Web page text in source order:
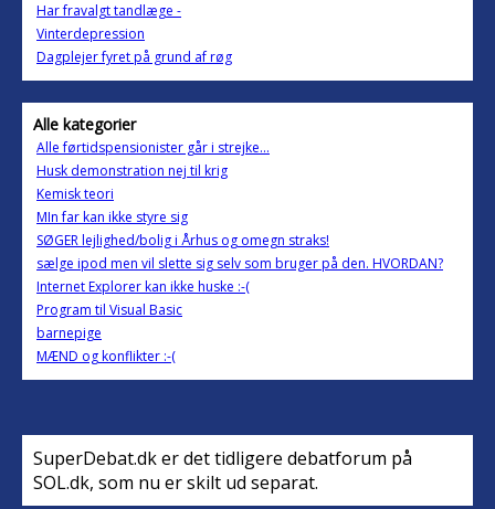
Har fravalgt tandlæge -
Vinterdepression
Dagplejer fyret på grund af røg
Alle kategorier
Alle førtidspensionister går i strejke...
Husk demonstration nej til krig
Kemisk teori
MIn far kan ikke styre sig
SØGER lejlighed/bolig i Århus og omegn straks!
sælge ipod men vil slette sig selv som bruger på den. HVORDAN?
Internet Explorer kan ikke huske :-(
Program til Visual Basic
barnepige
MÆND og konflikter :-(
SuperDebat.dk er det tidligere debatforum på
SOL.dk, som nu er skilt ud separat.